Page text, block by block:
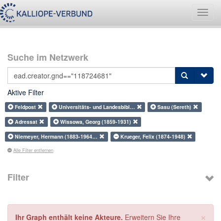
Suche im Netzwerk
Aktive Filter
Feldpost Universitäts- und Landesbibl…
Sasu (Sereth)
Adressat
Wissowa, Georg (1859-1931)
Niemeyer, Hermann (1883-1964…
Krueger, Felix (1874-1948)
Alle Filter entfernen
Filter
×
Ihr Graph enthält keine Akteure. Erweitern Sie Ihre